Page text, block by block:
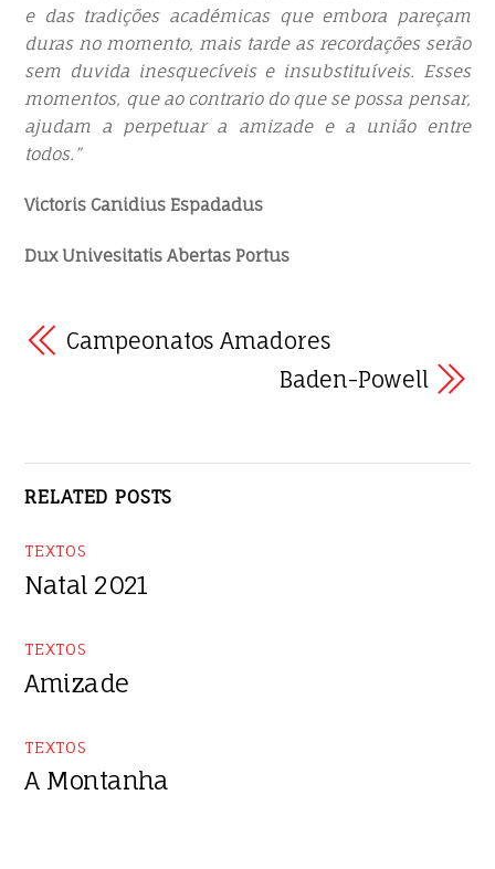
e das tradições académicas que embora pareçam
duras no momento, mais tarde as recordações serão
sem duvida inesquecíveis e insubstituíveis. Esses
momentos, que ao contrario do que se possa pensar,
ajudam a perpetuar a amizade e a união entre
todos.”
Victoris Canidius Espadadus
Dux Univesitatis Abertas Portus
Campeonatos Amadores
Baden-Powell
RELATED POSTS
TEXTOS
Natal 2021
TEXTOS
Amizade
TEXTOS
A Montanha